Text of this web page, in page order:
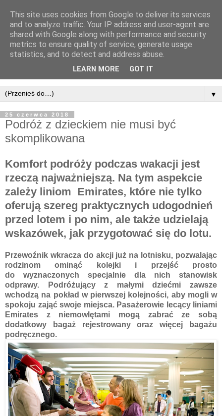
▼
25 czerwca 2018
Podróż z dzieckiem nie musi być
skomplikowana
Komfort podróży podczas wakacji jest
rzeczą najważniejszą. Na tym aspekcie
zależy liniom Emirates, które nie tylko
oferują szereg praktycznych udogodnień
przed lotem i po nim, ale także udzielają
wskazówek, jak przygotować się do lotu.
Przewoźnik wkracza do akcji już na lotnisku, pozwalając
rodzinom ominąć kolejki i przejść prosto
do wyznaczonych specjalnie dla nich stanowisk
odprawy. Podróżujący z małymi dziećmi zawsze
wchodzą na pokład w pierwszej kolejności, aby mogli w
spokoju zająć swoje miejsca. Pasażerowie lecący liniami
Emirates z niemowlętami mogą zabrać ze sobą
dodatkowy bagaż rejestrowany oraz więcej bagażu
podręcznego.
This site uses cookies from Google to deliver its services
and to analyze traffic. Your IP address and user-agent are
shared with Google along with performance and security
metrics to ensure quality of service, generate usage
statistics, and to detect and address abuse.
LEARN MORE GOT IT